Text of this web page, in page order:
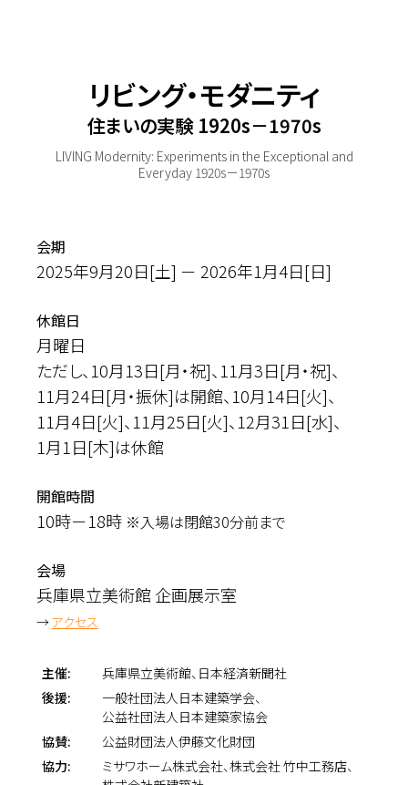
リビング・モダニティ
住まいの実験 1920s－1970s
LIVING Modernity: Experiments in the Exceptional and
Everyday 1920s－1970s
会期
2025年9月20日[土] － 2026年1月4日[日]
休館日
月曜日
ただし、10月13日[月・祝]、 11月3日[月・祝]、
11月24日[月・振休]は開館、 10月14日[火]、
11月4日[火]、 11月25日[火]、 12月31日[水]、
1月1日[木]は休館
開館時間
10時－18時 ※入場は閉館30分前まで
会場
兵庫県立美術館 企画展示室
→アクセス
主催: 兵庫県立美術館、 日本経済新聞社
後援:
一般社団法人日本建築学会、
公益社団法人日本建築家協会
協賛:
公益財団法人伊藤文化財団
協力:
ミサワホーム株式会社、株式会社 竹中工務店、